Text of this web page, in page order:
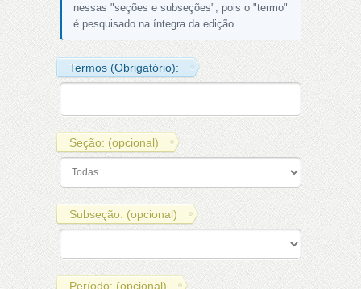
nessas "seções e subseções", pois o "termo"
é pesquisado na íntegra da edição.
Termos (Obrigatório):
Seção: (opcional)
Subseção: (opcional)
Período: (opcional)